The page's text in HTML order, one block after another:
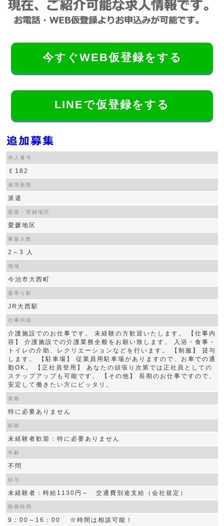
今すぐWEB仮登録をする
LINEで仮登録をする
求人番号
Ｅ182
雇用形態
派遣
面接・登録地区
愛媛地区
募集人数
2～3 人
地域
今治市大西町
最寄り駅
JR大西駅
仕事内容
介護施設でのお仕事です。 未経験の方歓迎いたします。 【仕事内
容】 介護施設での介護業務全般をお願い致します。 入浴・食事・
トイレの介助、レクリエーションなどを行います。 【制服】 貸与
します。 【駐車場】 従業員用駐車場がありますので、お車での通
勤OK。 【正社員登用】 あなたの頑張り次第では正社員としての
ステップアップも可能です。 【その他】 長期のお仕事ですので、
安定して働きたい方にピッタリ。
資格
特に必要ありません
経験
未経験者歓迎：特に必要ありません
年齢
不問
給与
未経験者：時給1130円～ 交通費別途支給（会社規定）
勤務時間
9：00～16：00 ※時間は相談可能！